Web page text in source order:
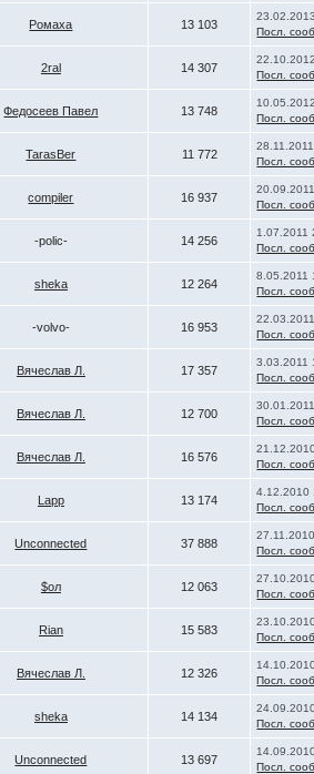
Ромаха 13 103
Посл.
2ral 14 307
Посл.
Федосеев Павел 13 748
Посл.
TarasBer 11 772
Посл.
compiler 16 937
Посл.
-polic- 14 256
1.07.2011
Посл.
sheka 12 264
8.05.2011
Посл.
-volvo- 16 953
Посл.
Вячеслав Л. 17 357
3.03.2011
Посл.
Вячеслав Л. 12 700
Посл.
Вячеслав Л. 16 576
Посл.
Lapp 13 174
4.12.2010
Посл.
Unconnected 37 888
Посл.
$ол 12 063
Посл.
Rian 15 583
Посл.
Вячеслав Л. 12 326
Посл.
sheka 14 134
Посл.
Unconnected 13 697
Посл.